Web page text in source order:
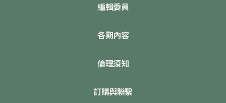
編輯委員
各期內容
倫理須知
訂購與聯繫